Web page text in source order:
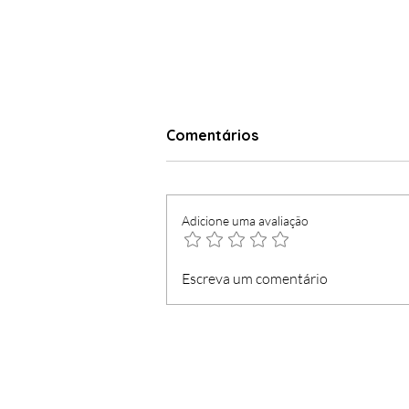
Festa do PSD-M tem
mensagem para a "jota":
Comentários
Adicione uma avaliação
Escreva um comentário